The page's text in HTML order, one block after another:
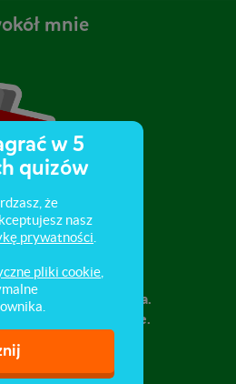
mnie
★★★
dziecka.
powypadkowe.
w 5
quizów
że
nasz
prywatności
pliki cookie